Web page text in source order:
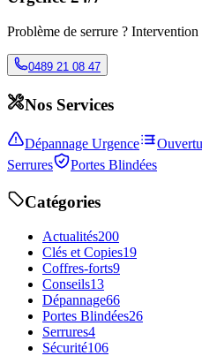
Problème de serrure ?
0489 21 08 47
Nos Services
Dépannage Urgence
Serrures
Portes Blindées
Catégories
Actualités200
Clés et Copies19
Coffres-forts9
Conseils13
Dépannage66
Portes Blindées26
Serrures4
Sécurité106